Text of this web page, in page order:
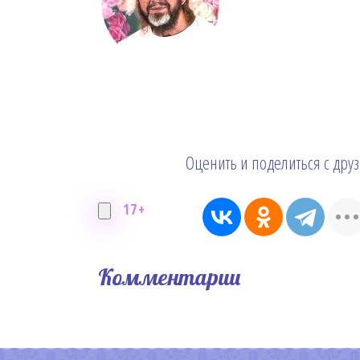
17+
Оценить и поделиться с
Комментарии